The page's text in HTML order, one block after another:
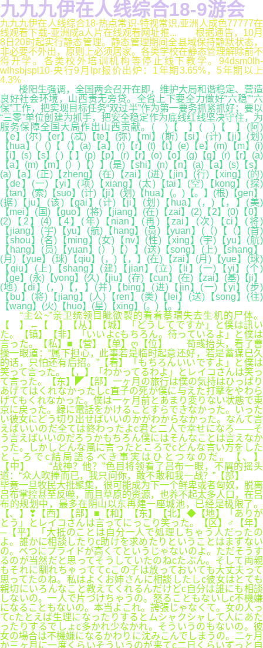
九九九伊在人线综合18-9游会
九九九伊在人线综合18-热点常识-特视常识,亚洲人成色77777在
线观看下载-亚洲成a人片在线观看网址推... 根据通告，10月
8日20时起实行静态管理。静态管理期间全县域保持静默状态，
非必要不外出，原则上必须居家。各类学校在静态管理解除前不
得开学。各类校外培训机构等停止线下教学。94dsm0lh-
wlhsbjspl10-央行9月lpr报价出炉：1年期3.65%，5年期以上
4.3%
楼阳生强调，全国两会召开在即，维护大局和谐稳定、营造
良好社会环境，山西责无旁贷。全省上下要全力做好“六稳”“六
保”工作，把实现目标任务“双过半”作为第一要务抓紧抓好；要以
“三零”单位创建为抓手，把安全稳定作为底线红线坚决守住，为
服务保障全国大局作出山西贡献。( )【 】( )【 】(阿)
【e】(尔)【er】(忒)【te】(弥)【mi】(斯)【si】(计)【ji】(划)
【hua】(（)【（】(a)【a】(r)【r】(t)【t】(e)【e】(m)【m】(i)
【i】(s)【s】( )【 】(p)【p】(r)【r】(o)【o】(g)【g】(r)【r】(a)
【a】(m)【m】(）)【）】(是)【shi】(n)【n】(a)【a】(s)【s】
(a)【a】(正)【zheng】(在)【zai】(进)【jin】(行)【xing】(的)
【de】(一)【yi】(项)【xiang】(太)【tai】(空)【kong】(探)
【tan】(索)【suo】(计)【ji】(划)【hua】(。)【。】(根)【gen】
(据)【ju】(该)【gai】(计)【ji】(划)【hua】(，)【，】(美)
【mei】(国)【guo】(将)【jiang】(在)【zai】(2)【2】(0)【0】
(2)【2】(4)【4】(年)【nian】(再)【zai】(次)【ci】(将)
【jiang】(宇)【yu】(航)【hang】(员)【yuan】(（)【（】(首)
【shou】(名)【ming】(女)【nv】(性)【xing】(宇)【yu】(航)
【hang】(员)【yuan】(）)【）】(送)【song】(上)【shang】
(月)【yue】(球)【qiu】(，)【，】(在)【zai】(月)【yue】(球)
【qiu】(上)【shang】(建)【jian】(立)【li】(一)【yi】(个)
【ge】(永)【yong】(久)【jiu】(存)【cun】(在)【zai】(基)【ji】
(地)【di】(，)【，】(并)【bing】(进)【jin】(一)【yi】(步)
【bu】(将)【jiang】(人)【ren】(类)【lei】(送)【song】(往)
【wang】(火)【huo】(星)【xing】(。)【。】
“主公~”亲卫统领目眦欲裂的看着蔡瑁失去生机的尸体。
【 】←【 】【从】【城】「どうしてですか」と僕は訊い
た。【镇】【非】「いいよcもちろん。待っているよ」と僕は
言った。【私】■【营】【单】ღ【位】 荀彧抬头，看了曹
操一眼道：“属下担心，此事若是临时起意还好，若是蓄谋已久
的话，只怕还有后招。”【看】「もちろんいいですよ」と僕は
笑って言った。【，】「わかってるわよ」とレイコさんは笑っ
て言った。【东】◤【部】一ヶ月の旅行は僕の気持はひっぱり
あげてはくれなかったしc直子の死が僕に与えた打撃をやわら
げてもくれなかった。僕は一ヶ月前とあまり変りない状態で東
京に戻った。緑に電話をかけることすらできなかった。いった
い彼女にどう切り出せばいいのかがわからなかった。なんて言
えばいいのだ全ては終わったよc君と二人で幸せになろ――そ
う言えばいいのだろうかもちろん僕にはそんなことは言えなか
った。しかしどんな風に言ったところでcどんな言い方をした
ところでc結局語るべき事実はひとつなのだ。【、】
【中】 “战神？他？”色目将领看了吕布一眼，不屑的摇头
道：“众人吹捧而已，我只问你，敢不敢和我一战？”【部】
毕竟一旦牧民大批聚集，很可能成为下一个鲜卑或者匈奴，脱离
吕布掌控甚至反噬，而且草原的资源，也养不起太多人口，在吕
布的规划中，最多在阴山以东再建一座城池，已经是极限了。
【、】❣【西】【部】■【和】【东】【北】◆【地】「ありが
とう」とレイコさんは言ってにっこり笑った。【区】♂【年】
─【平】「大抵のことは自分一人で処理しちゃう人だったの
よ。誰かに相談したりc助けを求めたりということはまずない
の。べつにプライドが高くてというじゃないのよ。ただそうす
るのが当然だと思ってそうしていたのねcたぶん。そして両親
もそれに馴れちゃっててcこの子は放っておいても大丈夫って
思ってたのね。私はよくお姉さんに相談したしc彼女はとても
親切にいろんなこと教えてくれるんだけどc自分は誰にも相談
しないの。一人で片づけちゃうの。怒ることもないしc不機嫌
になることもないの。本当よこれ。誇張じゃなくて。女の人っ
てcたとえば生理になったりするとムシャクシャして人にあた
ったりするでしょc多かれ少なかれ。そういうのもないの。彼
女の場合は不機嫌になるかわりに沈みこんでしまうの。二ヶ月
か三ヶ月に一度くらいそういうのが来てc二日くらいずっと自